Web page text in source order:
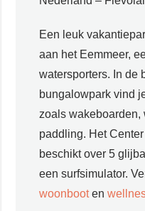
Een leuk
aan het Eemmeer,
watersporters. In de
bungalowpark vind
zoals wakeboarden,
paddling. Het
beschikt over 5
een surfsimulator.
woonbooten